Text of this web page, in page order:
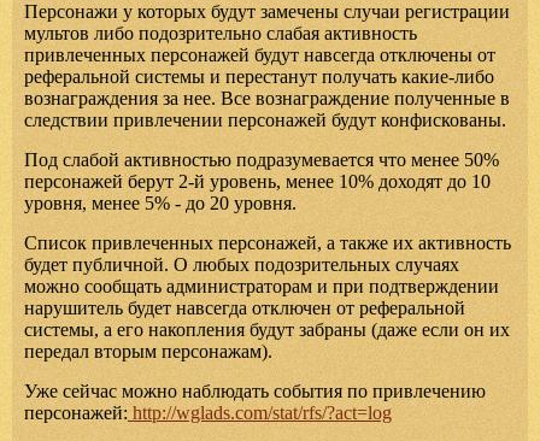
Персонажи у которых будут замечены случаи регистрации
мультов либо подозрительно слабая активность
привлеченных персонажей будут навсегда отключены от
реферальной системы и перестанут получать какие-либо
вознаграждения за нее. Все вознаграждение полученные в
следствии привлечении персонажей будут конфискованы.
Под слабой активностью подразумевается что менее 50%
персонажей берут 2-й уровень, менее 10% доходят до 10
уровня, менее 5% - до 20 уровня.
Список привлеченных персонажей, а также их активность
будет публичной. О любых подозрительных случаях
можно сообщать администраторам и при подтверждении
нарушитель будет навсегда отключен от реферальной
системы, а его накопления будут забраны (даже если он их
передал вторым персонажам).
Уже сейчас можно наблюдать события по привлечению
персонажей: http://wglads.com/stat/rfs/?act=log